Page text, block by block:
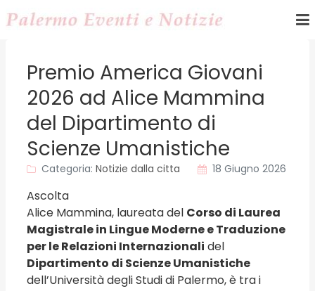
Premio America Giovani
2026 ad Alice Mammina
del Dipartimento di
Scienze Umanistiche
Categoria: Notizie dalla citta 18 Giugno 2026
Ascolta
Alice Mammina, laureata del Corso di Laurea
Magistrale in Lingue Moderne e Traduzione
per le Relazioni Internazionali del
Dipartimento di Scienze Umanistiche
dell’Università degli Studi di Palermo, è tra i